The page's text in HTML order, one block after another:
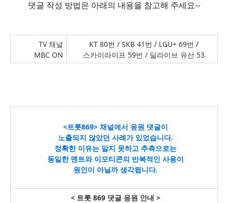
댓글 작성 방법은 아래의 내용을 참고해 주세요~
TV 채널
MBC ON
KT 80번 / SKB 41번 / LGU+ 69번 /
스카이라이프 59번 / 딜라이브 유선 53
<트롯869> 채널에서 응원 댓글이
노출되지 않았던 사례가 있었습니다.
정확한 이유는 알지 못하고 추측으로는
동일한 멘트와 이모티콘의 반복적인 사용이
원인이 아닐까 생각됩니다.
< 트롯 869 댓글 응원 안내 >